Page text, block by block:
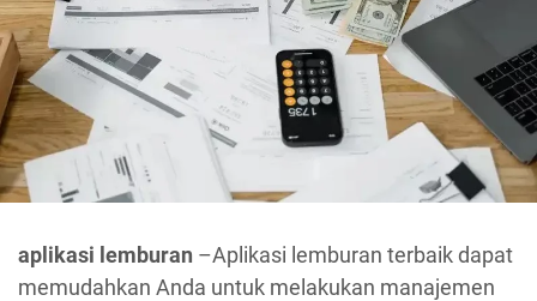
aplikasi lemburan –Aplikasi lemburan terbaik dapat
memudahkan Anda untuk melakukan manajemen